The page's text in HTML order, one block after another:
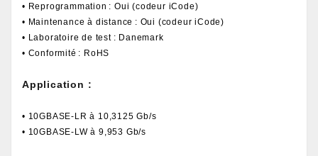
• Reprogrammation : Oui (codeur iCode)
• Maintenance à distance : Oui (codeur iCode)
• Laboratoire de test : Danemark
• Conformité : RoHS
Application :
• 10GBASE-LR à 10,3125 Gb/s
• 10GBASE-LW à 9,953 Gb/s